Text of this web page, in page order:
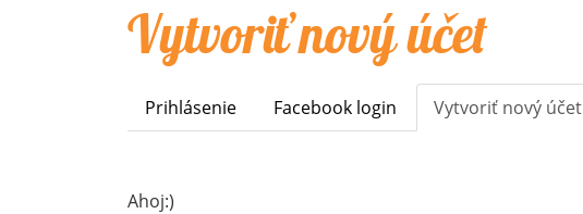
Vytvoriť nový účet
Primary
Prihlásenie Facebook login Vytvoriť nový účet
Ahoj:)